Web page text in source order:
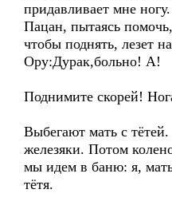
придавливает мне
Пацан, пытаясь
чтобы поднять, лезет
Ору:Дурак,больно! А!
Поднимите скорей!
Выбегают мать с
железяки. Потом
мы идем в баню: я,
тётя.